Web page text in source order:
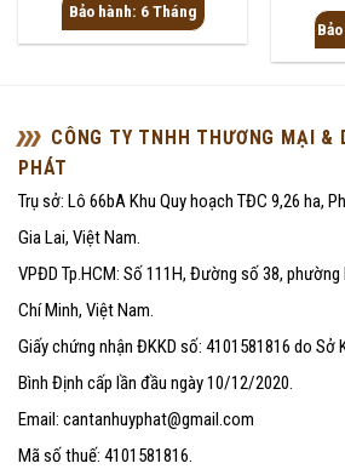
0
5
Bảo hành: 6 Tháng
CÔNG TY TNHH THƯƠNG MẠI &
PHÁT
Trụ sở: Lô 66bA Khu Quy hoạch TĐC 9,26 ha,
Gia Lai, Việt Nam.
VPĐD Tp.HCM: Số 111H, Đường số 38, phường
Chí Minh, Việt Nam.
Giấy chứng nhận ĐKKD số: 4101581816 do Sở
Bình Định cấp lần đầu ngày 10/12/2020.
Email: cantanhuyphat@gmail.com
Mã số thuế: 4101581816.